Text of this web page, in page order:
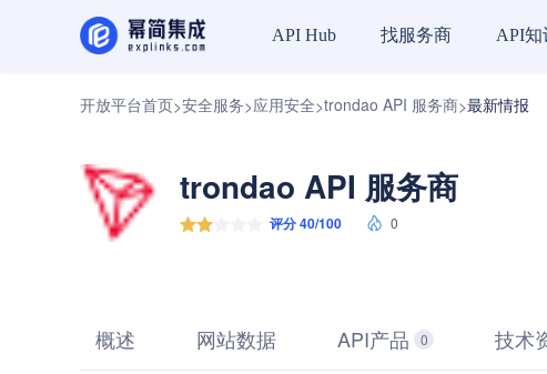
API Hub 找服务商 API知
开放平台首页>安全服务>应用安全>trondao API 服务商>最新情报
trondao API 服务商
评分 40/100 0
概述 网站数据 API产品 0 技术